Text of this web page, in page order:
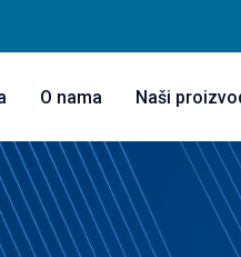
O nama Naši